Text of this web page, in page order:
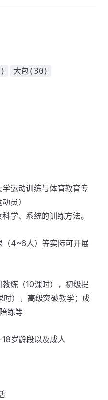
大包(30)
运动训练与体育教育专
员）
学、系统的训练方法。
（4~6人）等实际可开展
练（10课时），初级提
时），高级突破教学；成
练等
岁龄段以及成人